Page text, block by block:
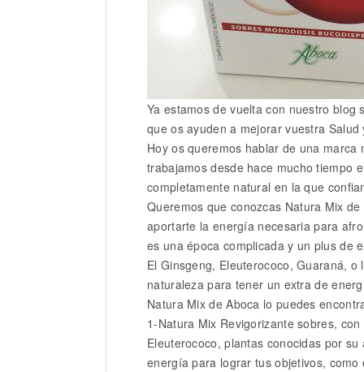
Ya estamos de vuelta con nuestro
que os ayuden a mejorar vuestra
Hoy os queremos hablar de una
trabajamos desde hace mucho tiempo
completamente natural en la que
Queremos que conozcas Natura Mix
aportarte la energía necesaria para
es una época complicada y un plus de
El Ginsgeng, Eleuterococo, Guaraná,
naturaleza para tener un extra de
Natura Mix de Aboca lo puedes
1-Natura Mix Revigorizante sobres,
Eleuterococo, plantas conocidas por
energía para lograr tus objetivos,